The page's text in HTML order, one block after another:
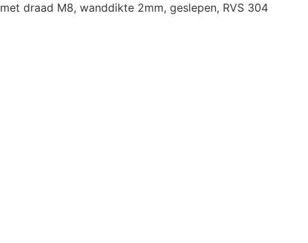
met draad M8, wanddikte 2mm, geslepen, RVS 304